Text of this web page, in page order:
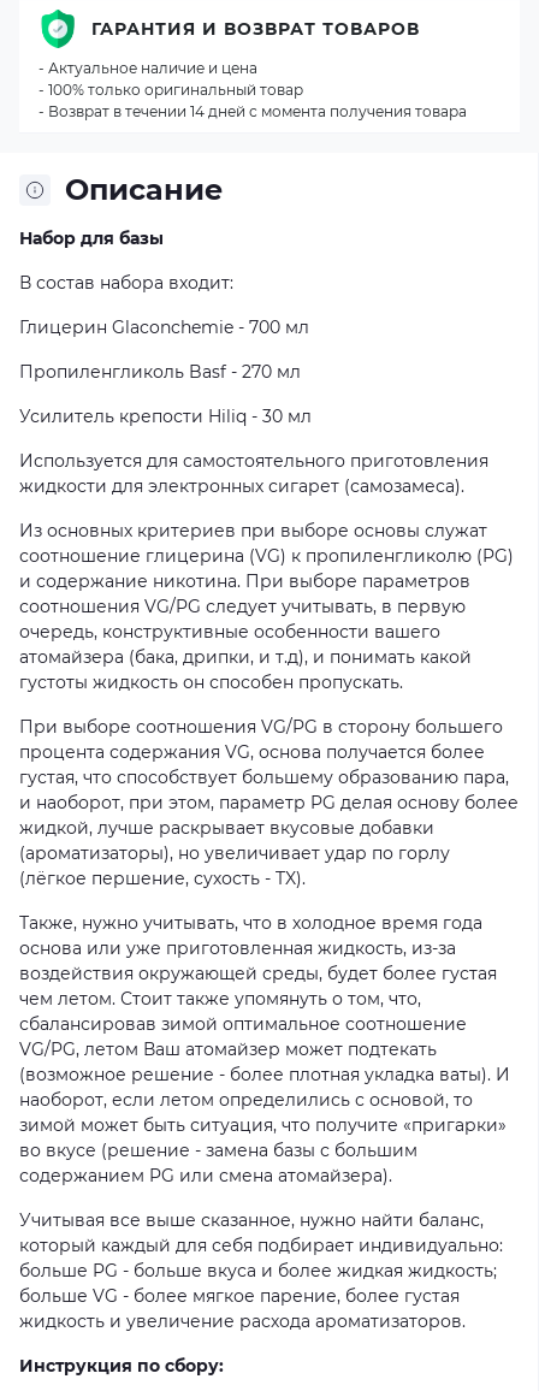
Описание
Набор для базы
В состав набора входит:
Глицерин Glaconchemie - 700 мл
Пропиленгликоль Basf - 270 мл
Усилитель крепости Hiliq - 30 мл
Используется для самостоятельного приготовления
жидкости для электронных сигарет (самозамеса).
Из основных критериев при выборе основы служат
соотношение глицерина (VG) к пропиленгликолю (PG)
и содержание никотина. При выборе параметров
соотношения VG/PG следует учитывать, в первую
очередь, конструктивные особенности вашего
атомайзера (бака, дрипки, и т.д), и понимать какой
густоты жидкость он способен пропускать.
При выборе соотношения VG/PG в сторону большего
процента содержания VG, основа получается более
густая, что способствует большему образованию пара,
и наоборот, при этом, параметр PG делая основу более
жидкой, лучше раскрывает вкусовые добавки
(ароматизаторы), но увеличивает удар по горлу
(лёгкое першение, сухость - TX).
Также, нужно учитывать, что в холодное время года
основа или уже приготовленная жидкость, из-за
воздействия окружающей среды, будет более густая
чем летом. Стоит также упомянуть о том, что,
сбалансировав зимой оптимальное соотношение
VG/PG, летом Ваш атомайзер может подтекать
(возможное решение - более плотная укладка ваты). И
наоборот, если летом определились с основой, то
зимой может быть ситуация, что получите «пригарки»
во вкусе (решение - замена базы с большим
содержанием PG или смена атомайзера).
Учитывая все выше сказанное, нужно найти баланс,
который каждый для себя подбирает индивидуально:
больше PG - больше вкуса и более жидкая жидкость;
больше VG - более мягкое парение, более густая
жидкость и увеличение расхода ароматизаторов.
Инструкция по сбору:
ГАРАНТИЯ И ВОЗВРАТ ТОВАРОВ
- Актуальное наличие и цена
- 100% только оригинальный товар
- Возврат в течении 14 дней с момента получения товара